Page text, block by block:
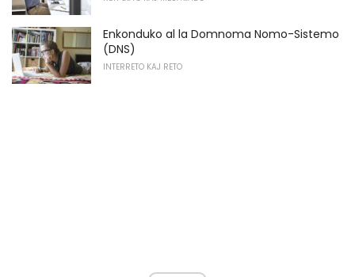
Enkonduko al la Domnoma Nomo-Sistemo
(DNS)
INTERRETO KAJ RETO